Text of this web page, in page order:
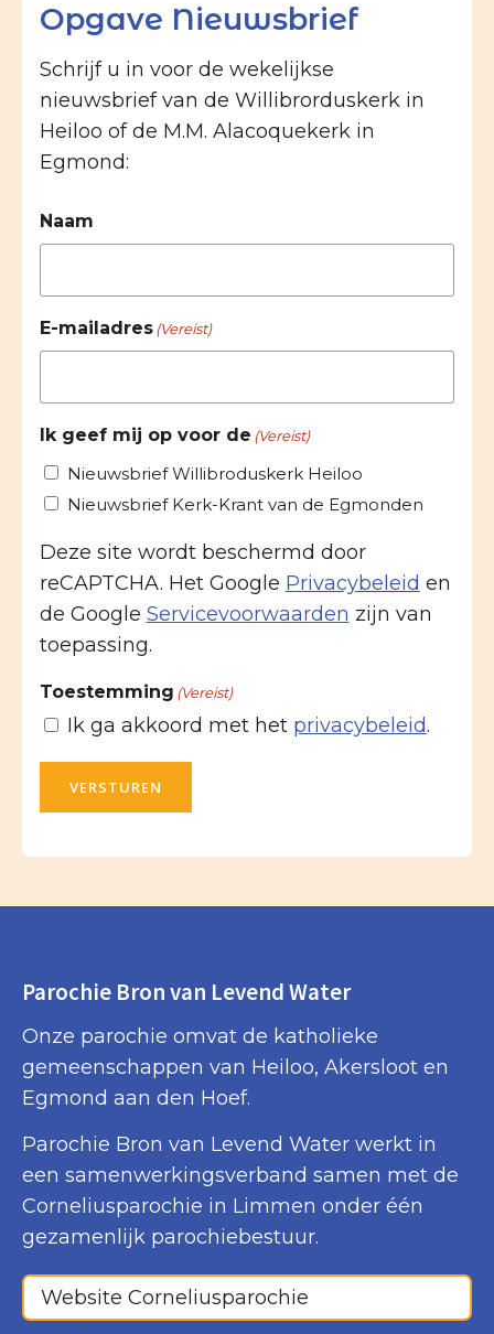
Opgave Nieuwsbrief
Schrijf u in voor de wekelijkse
nieuwsbrief van de Willibrorduskerk in
Heiloo of de M.M. Alacoquekerk in
Egmond:
Naam
E-mailadres (Vereist)
Ik geef mij op voor de (Vereist)
Nieuwsbrief Willibroduskerk Heiloo
Nieuwsbrief Kerk-Krant van de Egmonden
Deze site wordt beschermd door
reCAPTCHA. Het Google Privacybeleid en
de Google Servicevoorwaarden zijn van
toepassing.
Toestemming (Vereist)
Ik ga akkoord met het privacybeleid.
VERSTUREN
Parochie Bron van Levend Water
Onze parochie omvat de katholieke
gemeenschappen van Heiloo, Akersloot en
Egmond aan den Hoef.
Parochie Bron van Levend Water werkt in
een samenwerkingsverband samen met de
Corneliusparochie in Limmen onder één
gezamenlijk parochiebestuur.
Website Corneliusparochie